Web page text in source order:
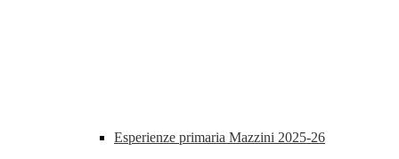
Esperienze primaria Mazzini 2025-26